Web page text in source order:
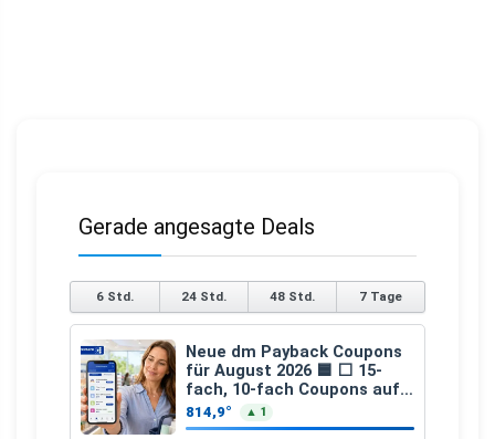
Gerade angesagte Deals
6 Std. 24 Std. 48 Std. 7 Tage
Neue dm Payback Coupons
für August 2026 🟦 ⬜ 15-
fach, 10-fach Coupons auf
den gesamten Einkauf ab 2
€
814,9° ▲ 1